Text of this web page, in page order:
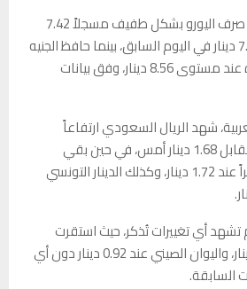
في المقابل، تراجع سعر صرف اليورو بشكل طفيف مسجلاً 7.42
دينار بعد أن كان عند 7.44 دينار في اليوم السابق، بينما حافظ الجنيه
الإسترليني على استقراره عند مستوى 8.56 دينار، وفق بيانات
شهد الريال السعودي ارتفاعاً
طفيفاً ليبلغ 1.69 دينار مقابل 1.68 دينار أمس، في حين بقي
الدرهم الإماراتي مستقراً عند 1.72 دينار، وكذلك الدينار التونسي
تشهد أي تغييرات تُذكر، حيث استقرت
الليرة التركية عند 0.14 دينار، واليوان الصيني عند 0.92 دينار دون أي
السابقة.